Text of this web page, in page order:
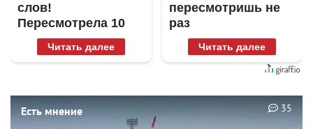
слов!
Пересмотрела 10
раз
Читать далее
пересмотришь не
раз
Читать далее
Есть мнение 35